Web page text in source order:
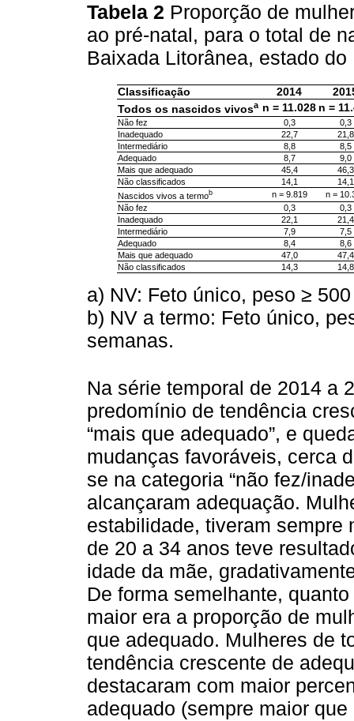
Tabela 2 Proporção de
ao pré-natal, para o total de
Baixada Litorânea, estado
Classificação 2014
Todos os nascidos vivosa n = 11.028 n =
Não fez 0,3
0,3
Inadequado
22,7
21,8
Intermediário
8,8
8,5
Adequado
8,7
9,0
Mais que adequado
45,4
46,3
Não classificados
14,1
14,1
Nascidos vivos a termob n = 9.819
n =
Não fez
0,3
0,3
Inadequado
22,1
21,4
Intermediário
7,9
7,5
Adequado
8,4
8,6
Mais que adequado
47,0
47,4
Não classificados
14,3 14,8
a) NV: Feto único, peso ≥
b) NV a termo: Feto único,
semanas.
Na série temporal de 2014 a
predomínio de tendência
“mais que adequado”, e
mudanças favoráveis, cerca
se na categoria “não fez/
alcançaram adequação.
estabilidade, tiveram sempre
de 20 a 34 anos teve
idade da mãe,
De forma semelhante,
maior era a proporção de
que adequado. Mulheres de
tendência crescente de
destacaram com maior
adequado (sempre maior que